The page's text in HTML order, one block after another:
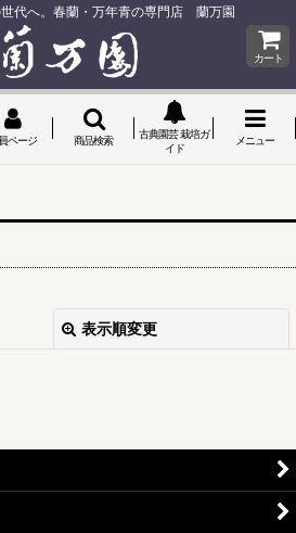
世代へ。春蘭・万年青の専門店 蘭万園
カート
ページ 商品検索
古典園芸 栽培ガ
イド
メニュー
表示順変更